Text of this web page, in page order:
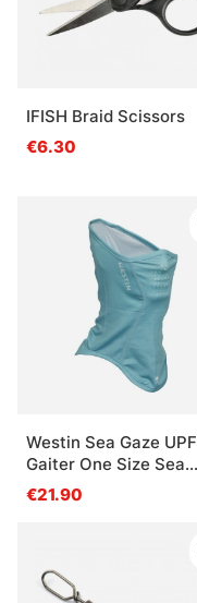
IFISH Braid Scissors
€6.30
Westin Sea Gaze UPF
Gaiter One Size Sea
Breeze
€21.90